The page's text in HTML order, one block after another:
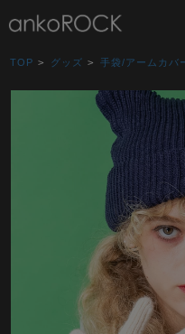
TOP > グッズ > 手袋/アームカバ